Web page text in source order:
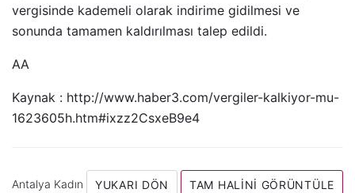
vergisinde kademeli olarak indirime gidilmesi ve
sonunda tamamen kaldırılması talep edildi.
AA
Kaynak : http://www.haber3.com/vergiler-kalkiyor-mu-
1623605h.htm#ixzz2CsxeB9e4
Antalya Kadın YUKARI DÖN TAM HALINI GÖRÜNTÜLE